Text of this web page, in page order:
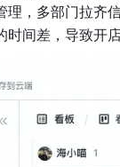
理，多部门拉齐
间差，导致开店